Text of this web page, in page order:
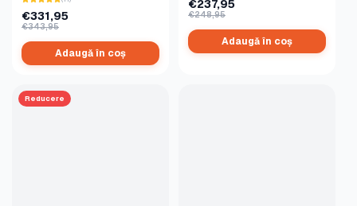
€331,95
€343,95
Adaugă în coș
€237,95
€248,95
Adaugă în coș
Reducere